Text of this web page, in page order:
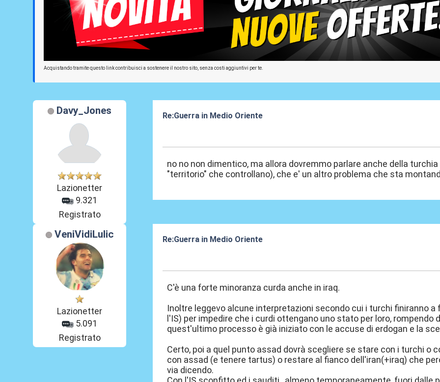
Acquistando tramite questo link contribuisci a sostenere il nostro sito, senza costi aggiuntivi per te.
Davy_Jones
Lazionetter
9.321
Registrato
Re:Guerra in Medio Oriente
no no non dimentico, ma allora dovremmo parlare anche della
"territorio" che controllano), che e' un altro problema che sta
VeniVidiLulic
Lazionetter
5.091
Registrato
Re:Guerra in Medio Oriente
C'è una forte minoranza curda anche in iraq.
Inoltre leggevo alcune interpretazioni secondo cui i turchi finiranno
l'IS) per impedire che i curdi ottengano uno stato per loro, rompendo
quest'ultimo processo è già iniziato con le accuse di erdogan e la
Certo, poi a quel punto assad dovrà scegliere se stare con i turchi o
con assad (e tenere tartus) o restare al fianco dell'iran(+iraq) che
via dicendo.